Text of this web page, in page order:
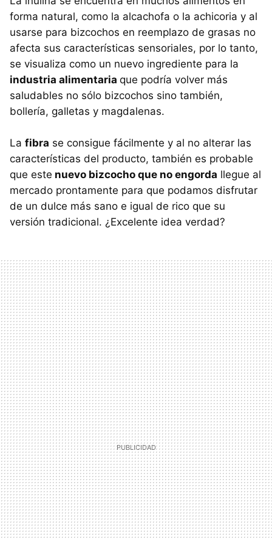
forma natural, como la alcachofa o la achicoria y al
usarse para bizcochos en reemplazo de grasas no
afecta sus características sensoriales, por lo tanto,
se visualiza como un nuevo ingrediente para la
industria alimentaria que podría volver más
saludables no sólo bizcochos sino también,
bollería, galletas y magdalenas.
La fibra se consigue fácilmente y al no alterar las
características del producto, también es probable
que este nuevo bizcocho que no engorda llegue al
mercado prontamente para que podamos disfrutar
de un dulce más sano e igual de rico que su
versión tradicional. ¿Excelente idea verdad?